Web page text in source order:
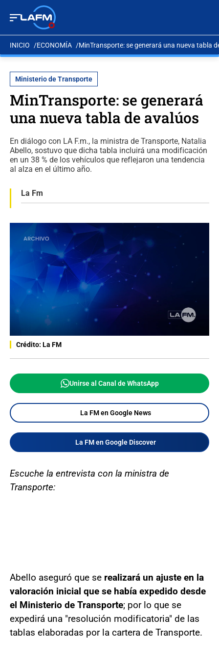
INICIO ECONOMÍA MinTransporte: se generará una nueva tabla
Ministerio de Transporte
MinTransporte: se generará
una nueva tabla de avalúos
En diálogo con LA F.m., la ministra de Transporte, Natalia
Abello, sostuvo que dicha tabla incluirá una modificación
en un 38 % de los vehículos que reflejaron una tendencia
al alza en el último año.
La Fm
Crédito: La FM
Unirse al Canal de WhatsApp
La FM en Google News
La FM en Google Discover
Escuche la entrevista con la ministra de
Transporte:
Abello aseguró que se realizará un ajuste en la
valoración inicial que se había expedido desde
el Ministerio de Transporte; por lo que se
expedirá una "resolución modificatoria" de las
tablas elaboradas por la cartera de Transporte.